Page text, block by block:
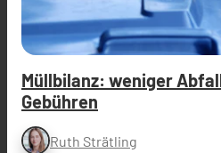
Müllbilanz: weniger
Gebühren
Ruth Strätling